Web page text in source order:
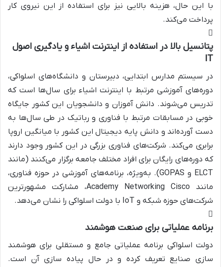
با این حال، هزینه بالایی نیز برای استفاده از این نیروی کار
پرداخت می‌کند.
پتانسیل بالا در استفاده از اینترنت اشیاء و یادگیری اصول
IT
در سیستم مدارس ابتدایی، دبیرستان و دانشگاه‌های اسلواکی،
دوره‌های آموزشی مرتبط با اینترنت اشیاء برای سال‌ها است که
تدریس می‌شوند. دانش آموزان و دانشجویان این کشور جایگاه
خوبی در مسابقات مرتبط با فناوری و رباتیک در طی سال‌ها به
دست آورده‌اند و دانش پایه دیجیتال این کشور با میانگین اروپا
برابری می‌کند. شرکت‌های فناوری بزرگی در این کشور وجود دارند
که دوره‌های رایگان برای افراد مختلف جامعه برگزار می‌کنند (مانند
ELCT و GOPAS). به‌ویژه، برنامه‌های آموزشی در حوزه فناوری،
مانند Academy Networking Cisco، مشارکت مشهورترین
شرکت‌های حوزه شبکه و IoT با دولت اسلواکی را نشان می‌دهد.
برنامه عملیاتی برای صنعت هوشمند
دولت اسلواکی برنامه عملیاتی جامع و مستقلی برای هوشمند
سازی صنایع تعریف کرده و در حال پیاده سازی آن است.